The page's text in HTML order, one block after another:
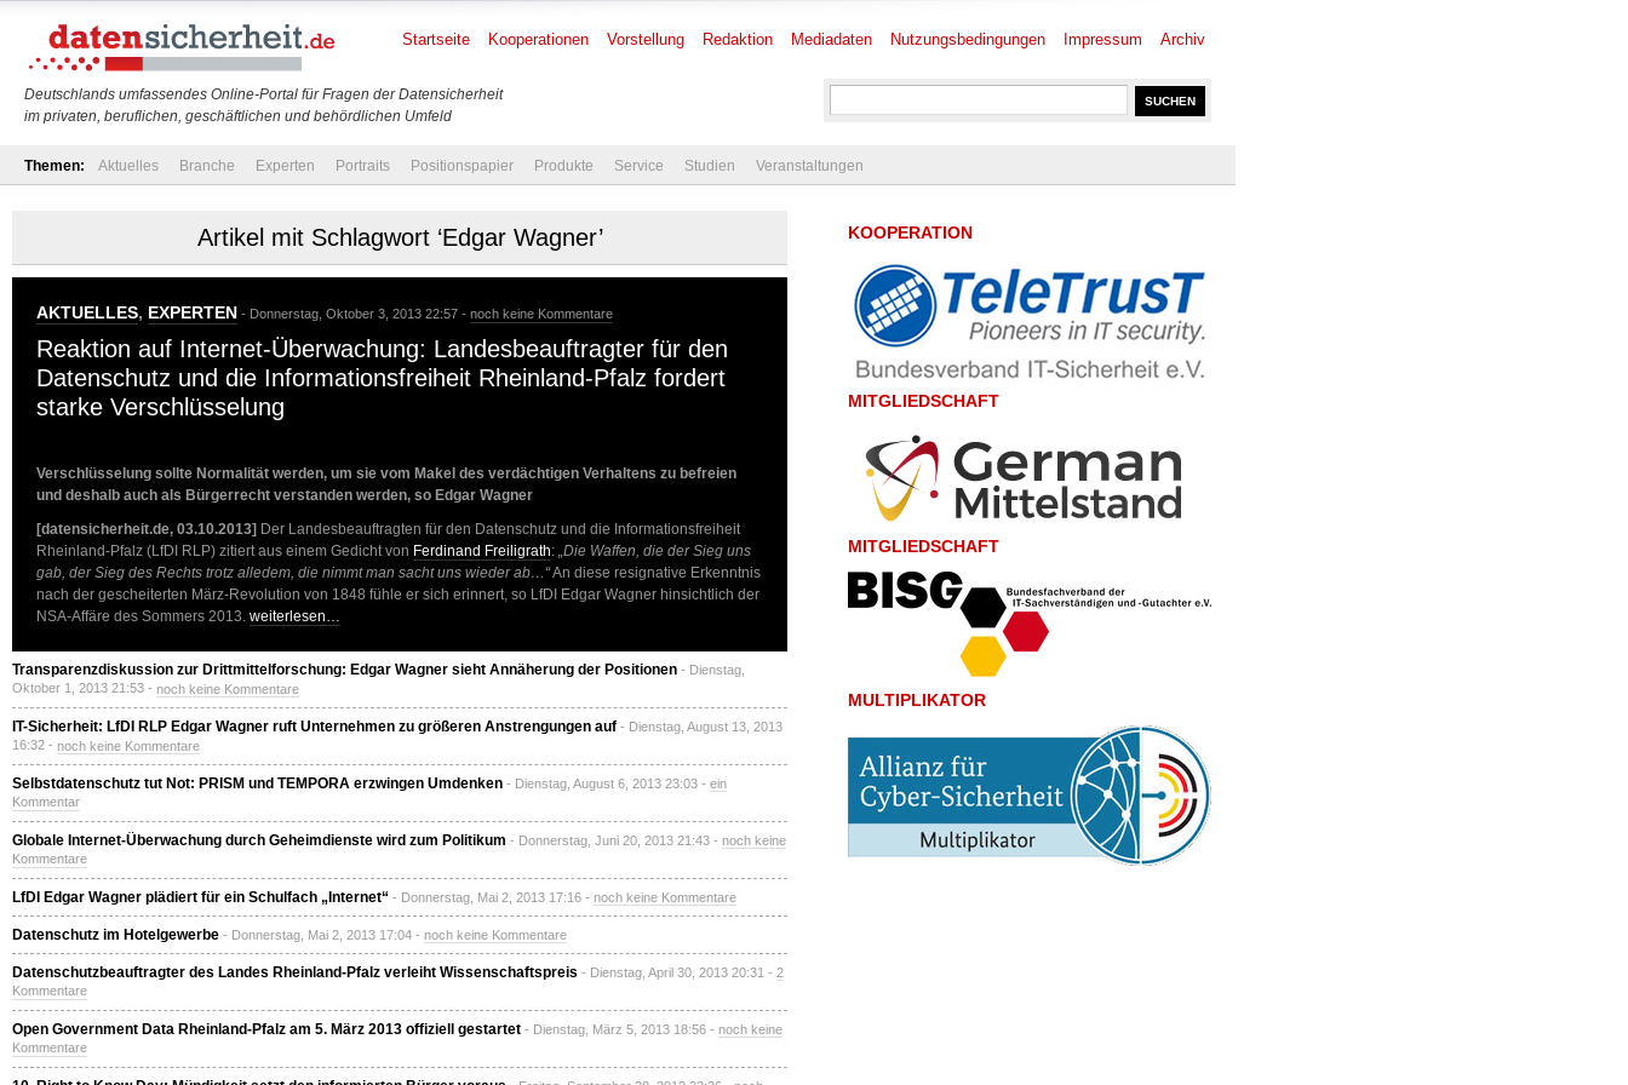
Deutschlands umfassendes Online-Portal für Fragen der Datensicherheit
im privaten, beruflichen, geschäftlichen und behördlichen Umfeld
Startseite Kooperationen Vorstellung Redaktion Mediadaten Nutzungsbedingungen Impressum Archiv
Themen: Aktuelles Branche Experten Portraits Positionspapier Produkte Service Studien Veranstaltungen
Artikel mit Schlagwort ‘Edgar Wagner’
AKTUELLES, EXPERTEN - Donnerstag, Oktober 3, 2013 22:57 - noch keine Kommentare
Reaktion auf Internet-Überwachung: Landesbeauftragter für den
Datenschutz und die Informationsfreiheit Rheinland-Pfalz fordert
starke Verschlüsselung
Verschlüsselung sollte Normalität werden, um sie vom Makel des verdächtigen Verhaltens zu befreien
und deshalb auch als Bürgerrecht verstanden werden, so Edgar Wagner
[datensicherheit.de, 03.10.2013] Der Landesbeauftragten für den Datenschutz und die Informationsfreiheit
Rheinland-Pfalz (LfDI RLP) zitiert aus einem Gedicht von Ferdinand Freiligrath: „Die Waffen, die der Sieg uns
gab, der Sieg des Rechts trotz alledem, die nimmt man sacht uns wieder ab…“An diese resignative Erkenntnis
nach der gescheiterten März-Revolution von 1848 fühle er sich erinnert, so LfDI Edgar Wagner hinsichtlich der
NSA-Affäre des Sommers 2013. weiterlesen…
Transparenzdiskussion zur Drittmittelforschung: Edgar Wagner sieht Annäherung der Positionen - Dienstag,
Oktober 1, 2013 21:53 - noch keine Kommentare
IT-Sicherheit: LfDI RLP Edgar Wagner ruft Unternehmen zu größeren Anstrengungen auf - Dienstag, August 13, 2013
16:32 - noch keine Kommentare
Selbstdatenschutz tut Not: PRISM und TEMPORA erzwingen Umdenken - Dienstag, August 6, 2013 23:03 - ein
Kommentar
Globale Internet-Überwachung durch Geheimdienste wird zum Politikum - Donnerstag, Juni 20, 2013 21:43 - noch keine
Kommentare
LfDI Edgar Wagner plädiert für ein Schulfach „Internet“ - Donnerstag, Mai 2, 2013 17:16 - noch keine Kommentare
Datenschutz im Hotelgewerbe - Donnerstag, Mai 2, 2013 17:04 - noch keine Kommentare
Datenschutzbeauftragter des Landes Rheinland-Pfalz verleiht Wissenschaftspreis - Dienstag, April 30, 2013 20:31 - 2
Kommentare
Open Government Data Rheinland-Pfalz am 5. März 2013 offiziell gestartet - Dienstag, März 5, 2013 18:56 - noch keine
Kommentare
KOOPERATION
MITGLIEDSCHAFT
MITGLIEDSCHAFT
MULTIPLIKATOR